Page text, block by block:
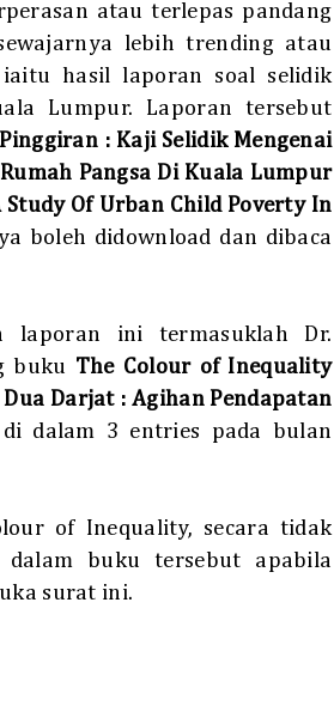
atau terlepas pandang
lebih trending atau
hasil laporan soal selidik
Lumpur. Laporan tersebut
: Kaji Selidik Mengenai
Pangsa Di Kuala Lumpur
Study Of Urban Child Poverty In
boleh didownload dan dibaca
laporan ini termasuklah Dr.
buku The Colour of Inequality
Darjat : Agihan Pendapatan
dalam 3 entries pada bulan
of Inequality, secara tidak
buku tersebut apabila
surat ini.